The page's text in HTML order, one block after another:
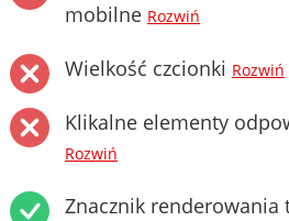
mobilne Rozwiń
Wielkość czcionki Rozwiń
Klikalne elementy
Rozwiń
Znacznik renderowania